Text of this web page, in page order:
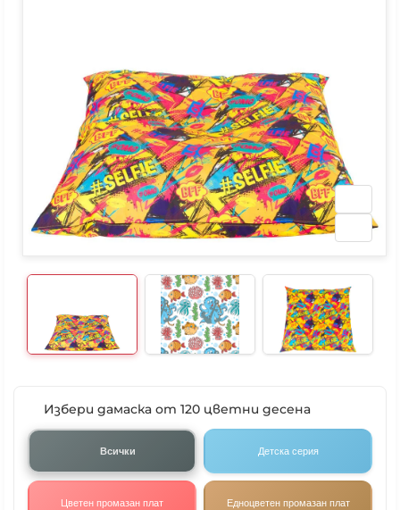
Избери дамаска от 120 цветни десена
Всички Детска серия
Цветен промазан плат Едноцветен промазан плат